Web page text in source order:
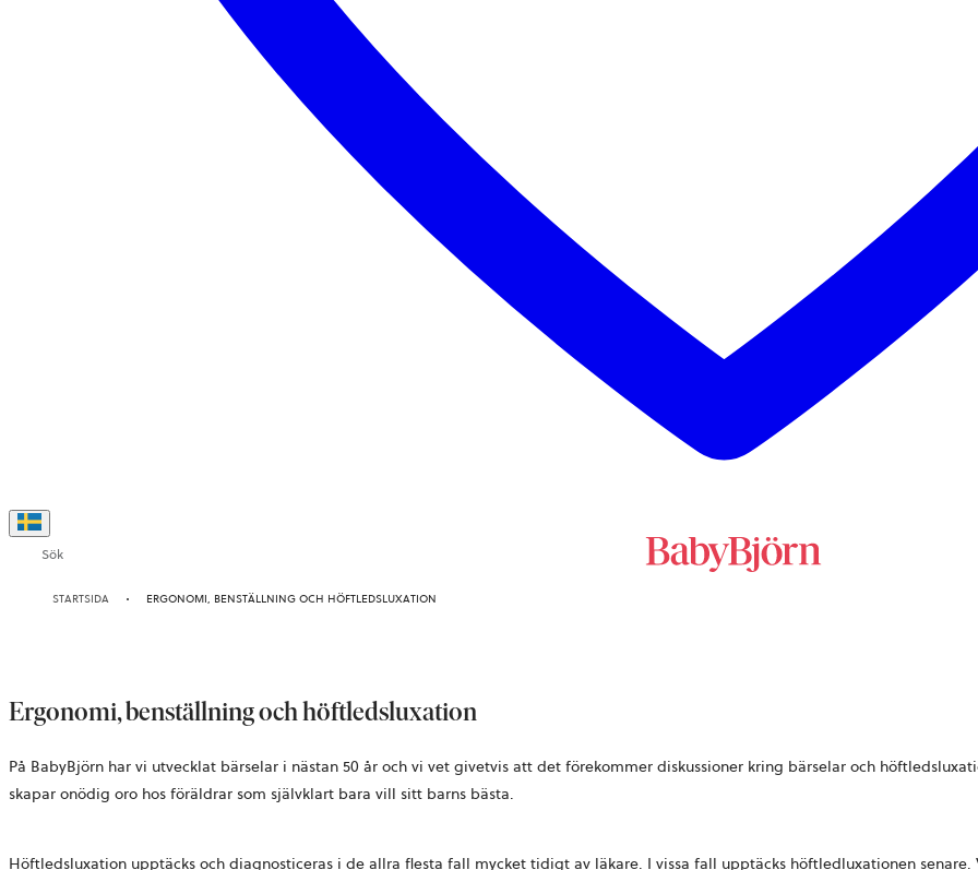
Sök
STARTSIDA ERGONOMI, BENSTÄLLNING OCH HÖFTLEDSLUXATION
Ergonomi, benställning och höftledsluxation
På BabyBjörn har vi utvecklat bärselar i nästan 50 år och vi vet givetvis att det förekommer diskussioner kring bärselar och
skapar onödig oro hos föräldrar som självklart bara vill sitt barns bästa.
Höftledsluxation upptäcks och diagnosticeras i de allra flesta fall mycket tidigt av läkare. I vissa fall upptäcks höftledluxationen